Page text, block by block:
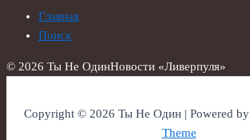
Главная
Поиск
© 2026 Ты Не ОдинНовости «Ливерпуля»
Copyright © 2026 Ты Не Один | Powered by
Theme